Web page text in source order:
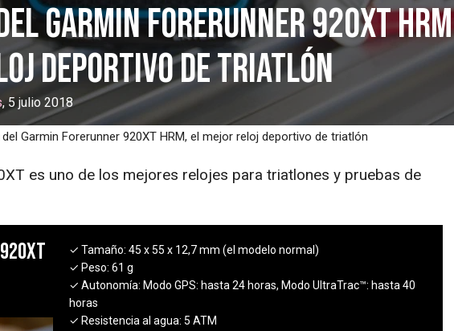
Garmin Forerunner 920XT
deportivo de triatlón
, 5 julio 2018
Garmin Forerunner 920XT HRM, el mejor reloj deportivo de triatlón
es uno de los mejores relojes para triatlones y pruebas de
✓ Tamaño: 45 x 55 x 12,7 mm (el modelo normal)
✓ Peso: 61 g
✓ Autonomía: Modo GPS: hasta 24 horas, Modo UltraTrac™: hasta 40
horas
✓ Resistencia al agua: 5 ATM